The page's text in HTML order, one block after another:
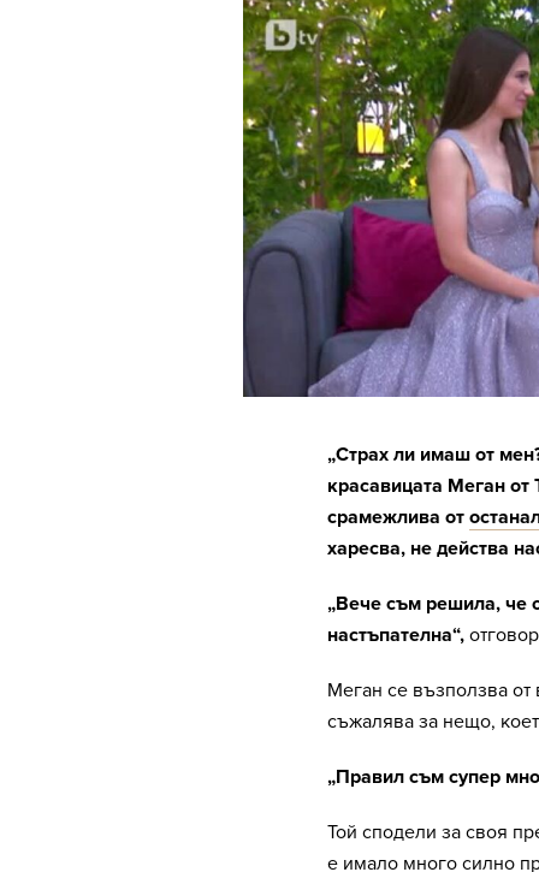
„Страх ли имаш от
красавицата Меган от
срамежлива от
харесва, не действа
„Вече съм решила, че
настъпателна“,
Меган се възползва от
съжалява за нещо,
„Правил съм супер
Той сподели за своя
е имало много силно